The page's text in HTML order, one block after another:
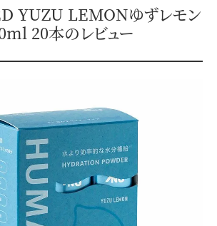
YUZU LEMONゆずレモン
20本のレビュー